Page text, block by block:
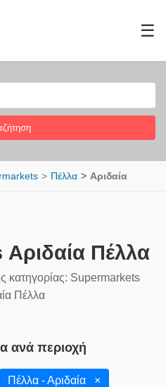
☰
Πέλλα Αριδαία
Πέλλα
κατηγορίας: Supermarkets
Πέλλα
ανά περιοχή
Πέλλα - Αριδαία ×